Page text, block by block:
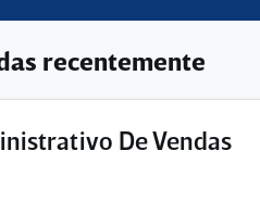
recentemente
De Vendas